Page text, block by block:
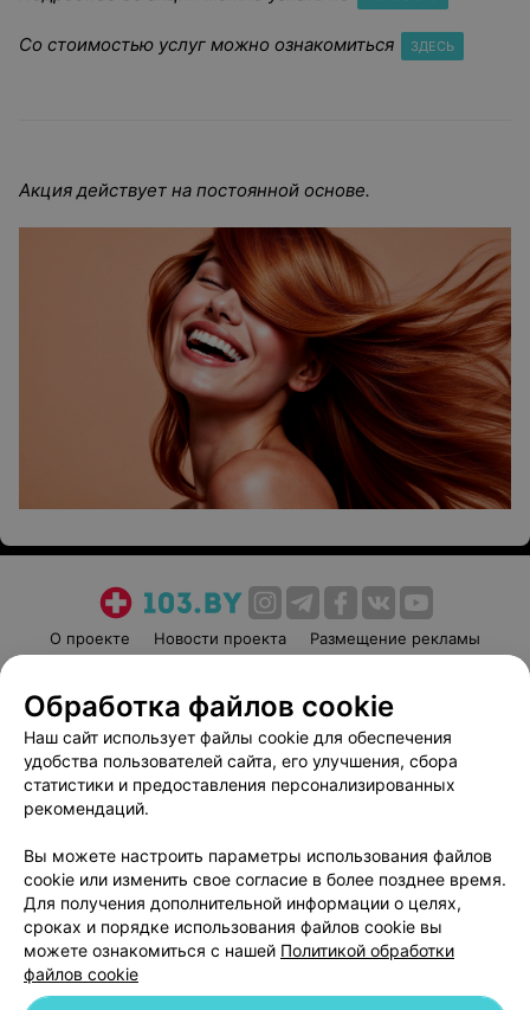
Со стоимостью услуг можно ознакомиться ЗДЕСЬ
Акция действует на постоянной основе.
О проекте Новости проекта
Размещение рекламы
Пользовательское соглашение
Способы оплаты
Вакансии
Партнеры
Написать руководителю 103.by
Обработка персональных данных
Обработка файлов cookie
Наш сайт использует файлы cookie для обеспечения
удобства пользователей сайта, его улучшения, сбора
статистики и предоставления персонализированных
рекомендаций.
Вы можете настроить параметры использования файлов
cookie или изменить свое согласие в более позднее время.
Для получения дополнительной информации о целях,
сроках и порядке использования файлов cookie вы
можете ознакомиться с нашей Политикой обработки
файлов cookie